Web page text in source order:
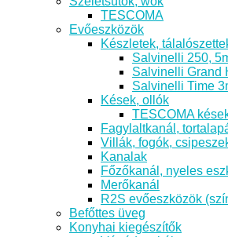
TESCOMA
Evőeszközök
Készletek,
Salvinelli 250,
Salvinelli Grand
Salvinelli Time
Kések, ollók
TESCOMA
Fagylaltkanál,
Villák, fogók,
Kanalak
Főzőkanál, nyeles
Merőkanál
R2S evőeszközök
Befőttes üveg
Konyhai kiegészítők